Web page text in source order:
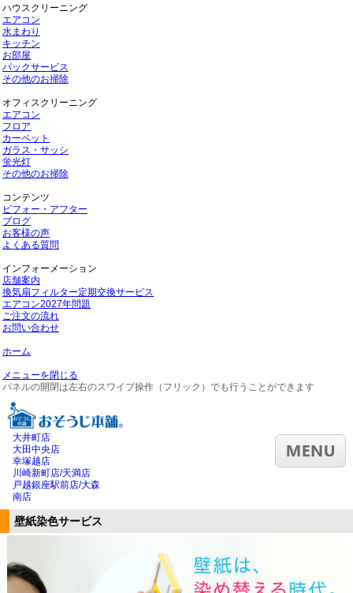
ハウスクリーニング
エアコン
水まわり
キッチン
お部屋
パックサービス
その他のお掃除
オフィスクリーニング
エアコン
フロア
カーペット
ガラス・サッシ
蛍光灯
その他のお掃除
コンテンツ
ビフォー・アフター
ブログ
お客様の声
よくある質問
インフォーメーション
店舗案内
換気扇フィルター定期交換サービス
エアコン2027年問題
ご注文の流れ
お問い合わせ
ホーム
メニューを閉じる
パネルの開閉は左右のスワイプ操作（フリック）でも行うことができます
大井町店
大田中央店
幸塚越店
川崎新町店/天満店
戸越銀座駅前店/大森
南店
壁紙染色サービス